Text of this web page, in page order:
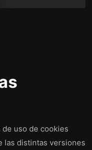
de uso de cookies
las distintas versiones